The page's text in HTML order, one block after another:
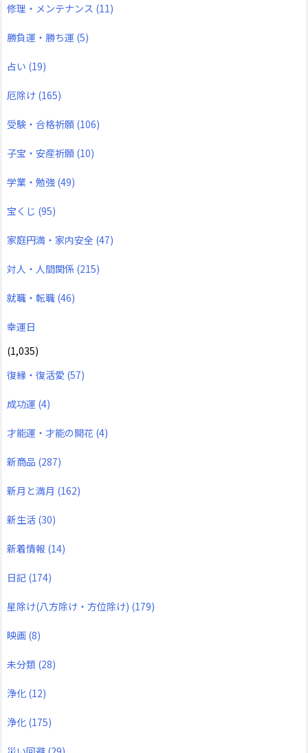
修理・メンテナンス (11)
勝負運・勝ち運 (5)
占い (19)
厄除け (165)
受験・合格祈願 (106)
子宝・安産祈願 (10)
学業・勉強 (49)
宝くじ (95)
家庭円満・家内安全 (47)
対人・人間関係 (215)
就職・転職 (46)
幸運日
(1,035)
復縁・復活愛 (57)
成功運 (4)
才能運・才能の開花 (4)
新商品 (287)
新月と満月 (162)
新生活 (30)
新着情報 (14)
日記 (174)
星除け(八方除け・方位除け) (179)
映画 (8)
未分類 (28)
浄化 (12)
浄化 (175)